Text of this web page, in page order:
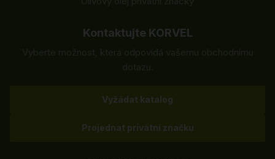
Kontaktujte KORVEL
Vyžádat katalog
Projednat privátní značku